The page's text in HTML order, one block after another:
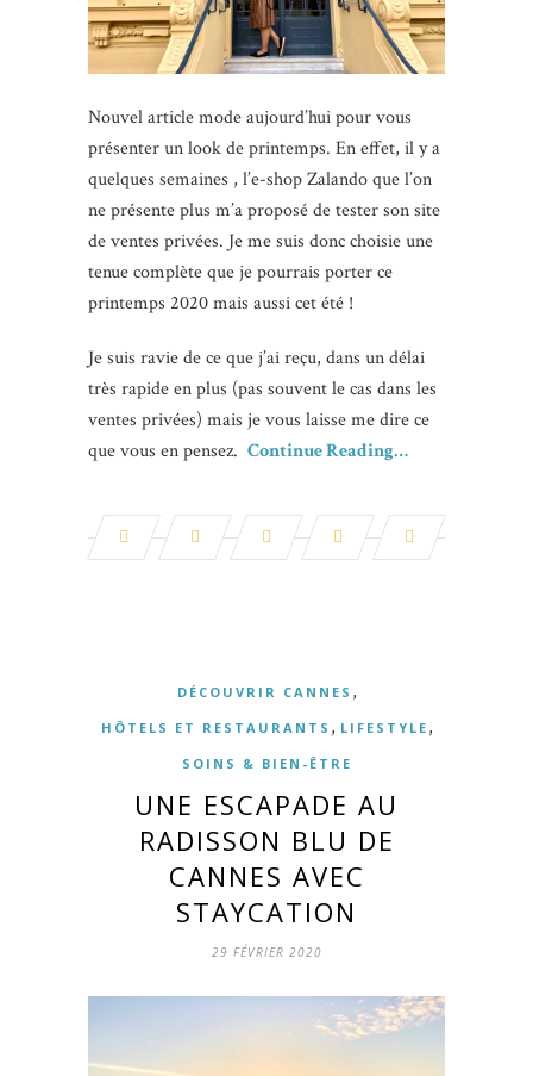
Nouvel article mode aujourd’hui pour vous
présenter un look de printemps. En effet, il y a
quelques semaines , l’e-shop Zalando que l’on
ne présente plus m’a proposé de tester son site
de ventes privées. Je me suis donc choisie une
tenue complète que je pourrais porter ce
printemps 2020 mais aussi cet été !
Je suis ravie de ce que j’ai reçu, dans un délai
très rapide en plus (pas souvent le cas dans les
ventes privées) mais je vous laisse me dire ce
que vous en pensez. Continue Reading…
DÉCOUVRIR CANNES ,
HÔTELS ET RESTAURANTS , LIFESTYLE ,
SOINS & BIEN-ÊTRE
UNE ESCAPADE AU
RADISSON BLU DE
CANNES AVEC
STAYCATION
29 FÉVRIER 2020